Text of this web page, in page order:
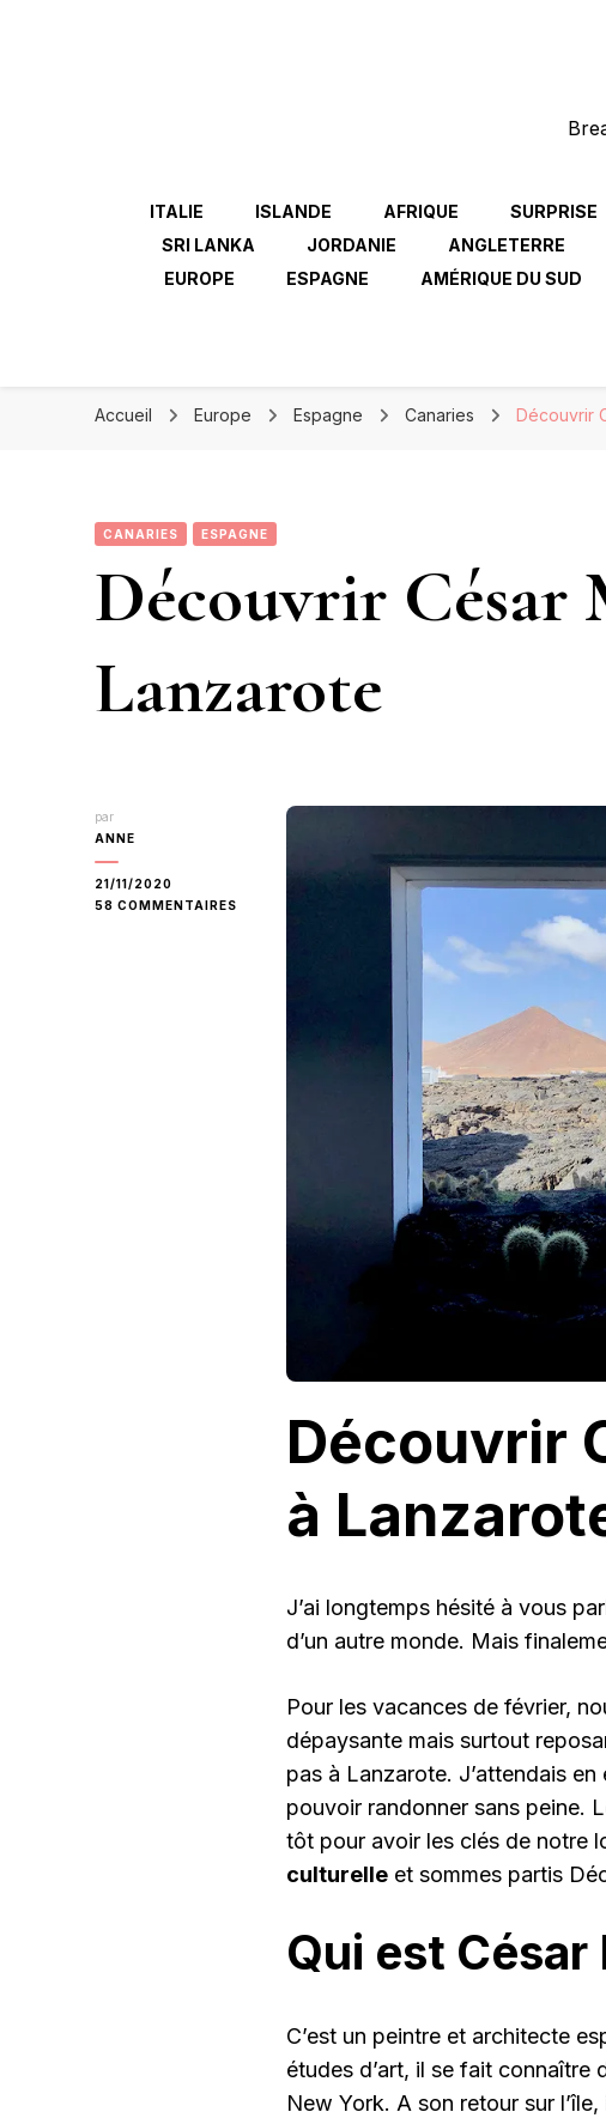
ITALIE ISLANDE AFRIQUE SURPRISE
SRI LANKA
JORDANIE ANGLETERRE
EUROPE
ESPAGNE AMÉRIQUE DU SUD
Accueil Europe Espagne Canaries Découvrir
CANARIES ESPAGNE
Découvrir César
Lanzarote
par
ANNE
21/11/2020
58 COMMENTAIRES
Découvrir
à
J’ai longtemps hésité à vous
d’un autre monde. Mais
Pour les vacances de février,
dépaysante mais surtout
pas à Lanzarote. J’attendais
pouvoir randonner sans peine.
tôt pour avoir les clés de notre
culturelle et sommes partis
Qui est César
C’est un peintre et architecte
études d’art, il se fait connaître
New York. A son retour sur